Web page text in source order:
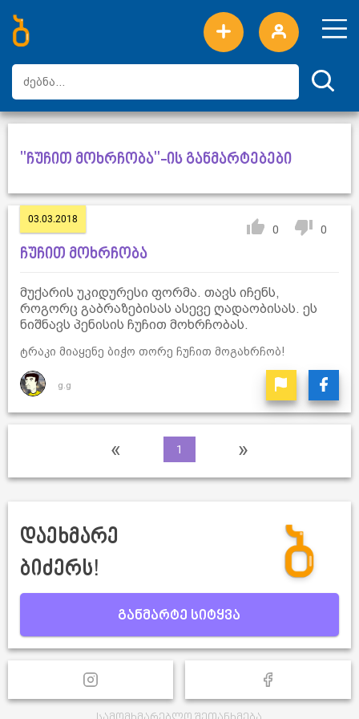
ახალი სიტყვები
ტოპ სიტყვები
დღის ტოპ სიტყვები
ტოპ მომხმარებლები
"ჩუჩით მოხრჩობა"-ის განმარტებები
03.03.2018
0 0
ჩუჩით მოხრჩობა
მუქარის უკიდურესი ფორმა. თავს იჩენს,
როგორც გაბრაზებისას ასევე ღადაობისას. ეს
ნიშნავს პენისის ჩუჩით მოხრჩობას.
ტრაკი მიაყენე ბიჭო თორე ჩუჩით მოგახრჩობ!
g.g
« 1 »
დაეხმარე
ბიძერს!
განმარტე სიტყვა